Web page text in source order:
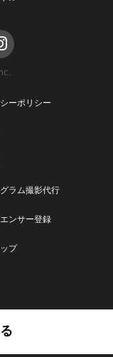
ーポリシー
ラム撮影代行
ンサー登録
プ